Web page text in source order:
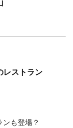
レストラン
も登場？